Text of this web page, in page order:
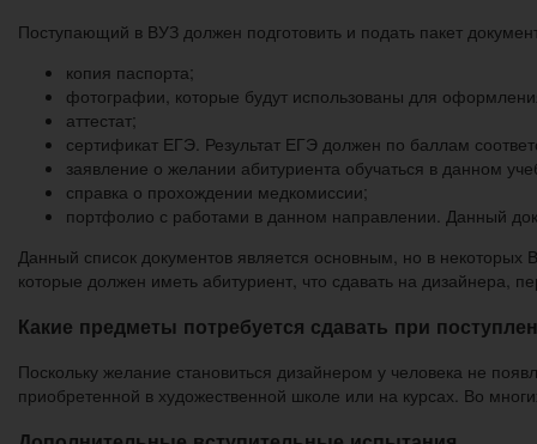
Поступающий в ВУЗ должен подготовить и подать пакет
копия паспорта;
фотографии, которые будут использованы для
аттестат;
сертификат ЕГЭ. Результат ЕГЭ должен по баллам
заявление о желании абитуриента обучаться в данном
справка о прохождении медкомиссии;
портфолио с работами в данном направлении. Данный
Данный список документов является основным, но в
которые должен иметь абитуриент, что сдавать на дизайнера,
Какие предметы потребуется сдавать при
Поскольку желание становиться дизайнером у человека не
приобретенной в художественной школе или на курсах. Во